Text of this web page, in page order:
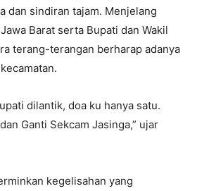
dan sindiran tajam. Menjelang
Barat serta Bupati dan Wakil
terang-terangan berharap adanya
dilantik, doa ku hanya satu.
Ganti Sekcam Jasinga,” ujar
kegelisahan yang